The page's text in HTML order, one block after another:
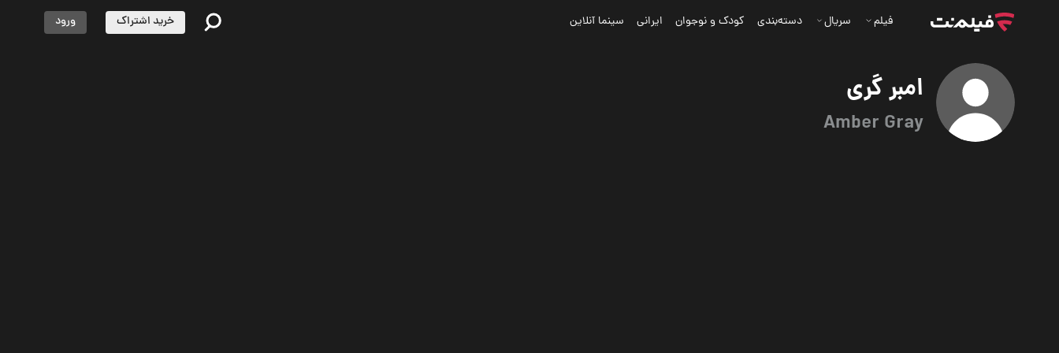
امبر گری
Amber Gray
فیلم سریال دسته‌بندی کودک و نوجوان ایرانی سینما آنلاین خرید اشتراک ورود